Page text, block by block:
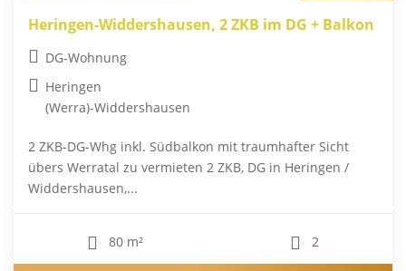
Heringen-Widdershausen, 2 ZKB im DG + Balkon
DG-Wohnung
Heringen
(Werra)-Widdershausen
2 ZKB-DG-Whg inkl. Südbalkon mit traumhafter Sicht
übers Werratal zu vermieten 2 ZKB, DG in Heringen /
Widdershausen,...
80 m² 2